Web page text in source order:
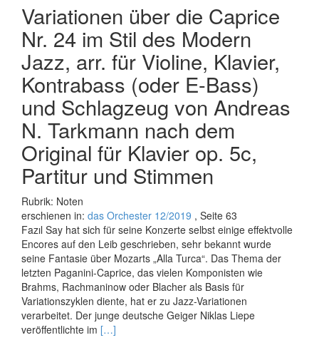
Variationen über die Caprice
Nr. 24 im Stil des Modern
Jazz, arr. für Violine, Klavier,
Kontrabass (oder E-Bass)
und Schlagzeug von Andreas
N. Tarkmann nach dem
Original für Klavier op. 5c,
Partitur und Stimmen
Rubrik: Noten
erschienen in: das Orchester 12/2019 , Seite 63
Fazıl Say hat sich für seine Konzerte selbst einige effektvolle
Encores auf den Leib geschrieben, sehr bekannt wurde
seine Fantasie über Mozarts „Alla Turca“. Das Thema der
letzten Paganini-Caprice, das vielen Komponisten wie
Brahms, Rachmaninow oder Blacher als Basis für
Variationszyklen diente, hat er zu Jazz-Variationen
verarbeitet. Der junge deutsche Geiger Niklas Liepe
veröffentlichte im Read
[…]